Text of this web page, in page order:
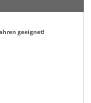
geeignet!